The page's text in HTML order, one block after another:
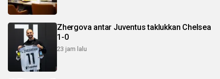
Zhergova antar Juventus taklukkan Chelsea
1-0
23 jam lalu